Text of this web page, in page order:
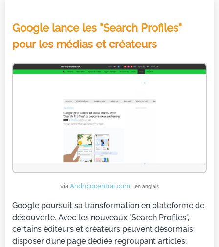
Google lance les "Search Profiles"
pour les médias et créateurs
via Androidcentral.com - en anglais
Google poursuit sa transformation en plateforme de
découverte. Avec les nouveaux "Search Profiles",
certains éditeurs et créateurs peuvent désormais
disposer d’une page dédiée regroupant articles,